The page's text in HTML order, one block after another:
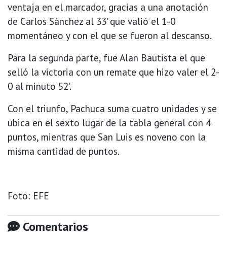
ventaja en el marcador, gracias a una anotación
de Carlos Sánchez al 33' que valió el 1-0
momentáneo y con el que se fueron al descanso.
Para la segunda parte, fue Alan Bautista el que
selló la victoria con un remate que hizo valer el 2-
0 al minuto 52'.
Con el triunfo, Pachuca suma cuatro unidades y se
ubica en el sexto lugar de la tabla general con 4
puntos, mientras que San Luis es noveno con la
misma cantidad de puntos.
Foto: EFE
Comentarios